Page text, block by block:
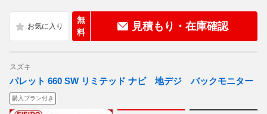
無
料
見積もり・在庫確認
スズキ
パレット 660 SW リミテッド ナビ 地デジ バックモニター
購入プラン付き